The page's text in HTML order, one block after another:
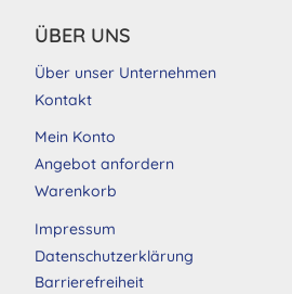
ÜBER UNS
Über unser Unternehmen
Kontakt
Mein Konto
Angebot anfordern
Warenkorb
Impressum
Datenschutzerklärung
Barrierefreiheit